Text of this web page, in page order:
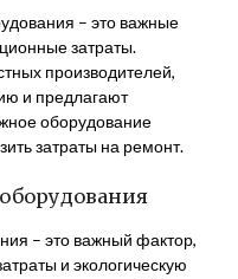
– это важные
затраты.
производителей,
и предлагают
оборудование
затраты на ремонт.
– это важный фактор,
и экологическую